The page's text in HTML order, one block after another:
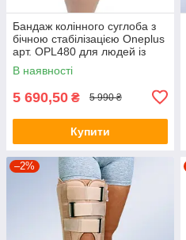
Бандаж колінного суглоба з
бічною стабілізацією Oneplus
арт. OPL480 для людей із
підвищеною вагою
В наявності
5 690,50 ₴ 5 990 ₴
Купити
–2%